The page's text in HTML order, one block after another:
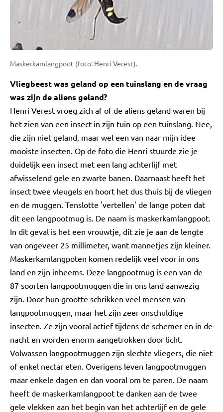
Maskerkamlangpoot (foto: Henri Verest).
Vliegbeest was geland op een tuinslang en de vraag
was zijn de aliens geland?
Henri Verest vroeg zich af of de aliens geland waren bij
het zien van een insect in zijn tuin op een tuinslang. Nee,
die zijn niet geland, maar wel een van naar mijn idee
mooiste insecten. Op de foto die Henri stuurde zie je
duidelijk een insect met een lang achterlijf met
afwisselend gele en zwarte banen. Daarnaast heeft het
insect twee vleugels en hoort het dus thuis bij de vliegen
en de muggen. Tenslotte 'vertellen' de lange poten dat
dit een langpootmug is. De naam is maskerkamlangpoot.
In dit geval is het een vrouwtje, dit zie je aan de lengte
van ongeveer 25 millimeter, want mannetjes zijn kleiner.
Maskerkamlangpoten komen redelijk veel voor in ons
land en zijn inheems. Deze langpootmug is een van de
87 soorten langpootmuggen die in ons land aanwezig
zijn. Door hun grootte schrikken veel mensen van
langpootmuggen, maar het zijn zeer onschuldige
insecten. Ze zijn vooral actief tijdens de schemer en in de
nacht en worden enorm aangetrokken door licht.
Volwassen langpootmuggen zijn slechte vliegers, die niet
of enkel nectar eten. Overigens leven langpootmuggen
maar enkele dagen en dan vooral om te paren. De naam
heeft de maskerkamlangpoot te danken aan de twee
gele vlekken aan het begin van het achterlijf en de gele